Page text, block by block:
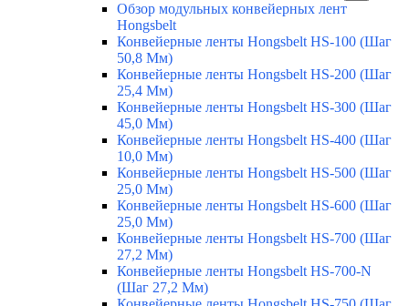
Обзор модульных конвейерных лент
Hongsbelt
Конвейерные ленты Hongsbelt HS-100 (Шаг
50,8 Мм)
Конвейерные ленты Hongsbelt HS-200 (Шаг
25,4 Мм)
Конвейерные ленты Hongsbelt HS-300 (Шаг
45,0 Мм)
Конвейерные ленты Hongsbelt HS-400 (Шаг
10,0 Мм)
Конвейерные ленты Hongsbelt HS-500 (Шаг
25,0 Мм)
Конвейерные ленты Hongsbelt HS-600 (Шаг
25,0 Мм)
Конвейерные ленты Hongsbelt HS-700 (Шаг
27,2 Мм)
Конвейерные ленты Hongsbelt HS-700-N
(Шаг 27,2 Мм)